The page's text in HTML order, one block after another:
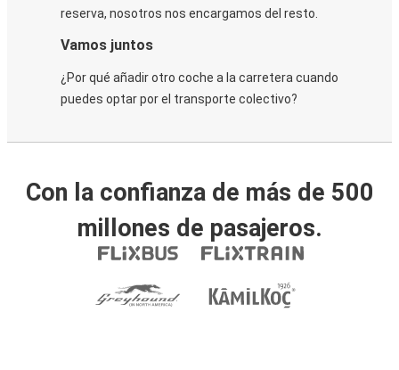
reserva, nosotros nos encargamos del resto.
Vamos juntos
¿Por qué añadir otro coche a la carretera cuando
puedes optar por el transporte colectivo?
Con la confianza de más de 500
millones de pasajeros.